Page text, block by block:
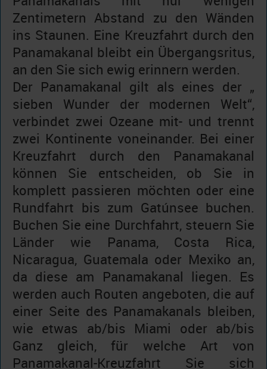
Zentimetern Abstand zu den Wänden
ins Staunen. Eine Kreuzfahrt durch den
Panamakanal bleibt ein Übergangsritus,
an den Sie sich ewig erinnern werden.
Der Panamakanal gilt als eines der „
sieben Wunder der modernen Welt“,
verbindet zwei Ozeane mit- und trennt
zwei Kontinente voneinander. Bei einer
Kreuzfahrt durch den Panamakanal
können Sie entscheiden, ob Sie in
komplett passieren möchten oder eine
Rundfahrt bis zum Gatúnsee buchen.
Buchen Sie eine Durchfahrt, steuern Sie
Länder wie Panama, Costa Rica,
Nicaragua, Guatemala oder Mexiko an,
da diese am Panamakanal liegen. Es
werden auch Routen angeboten, die auf
einer Seite des Panamakanals bleiben,
wie etwas ab/bis Miami oder ab/bis
Ganz gleich, für welche Art von
Panamakanal-Kreuzfahrt Sie sich